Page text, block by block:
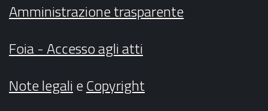
Amministrazione trasparente
Foia - Accesso agli atti
Note legalieCopyright